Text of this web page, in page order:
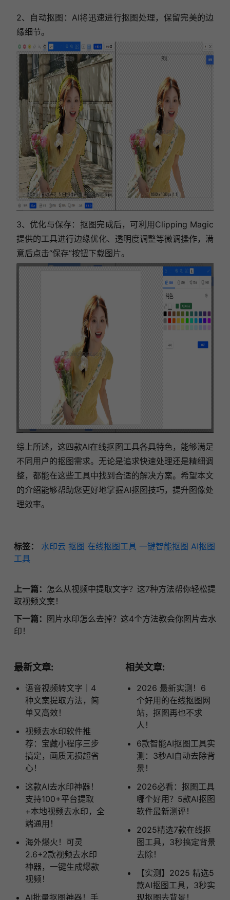
2、自动抠图：AI将迅速进行抠图处理，保留完美的边
缘细节。
3、优化与保存：抠图完成后，可利用Clipping Magic
提供的工具进行边缘优化、透明度调整等微调操作，满
意后点击“保存”按钮下载图片。
综上所述，这四款AI在线抠图工具各具特色，能够满足
不同用户的抠图需求。无论是追求快速处理还是精细调
整，都能在这些工具中找到合适的解决方案。希望本文
的介绍能够帮助您更好地掌握AI抠图技巧，提升图像处
理效率。
标签： 水印云 抠图 在线抠图工具 一键智能抠图 AI抠图
工具
上一篇： 怎么从视频中提取文字？这7种方法帮你轻松提
取视频文案！
下一篇： 图片水印怎么去掉？这4个方法教会你图片去水
印！
最新文章:
语音视频转文字｜4
种文案提取方法，简
单又高效！
视频去水印软件推
荐：宝藏小程序三步
搞定，画质无损超省
心！
这款AI去水印神器！
支持100+平台提取
+本地视频去水印，全
端通用！
海外爆火！可灵
2.6+2款视频去水印
神器，一键生成爆款
视频！
AI批量抠图神器！手
相关文章:
2026 最新实测！6
个好用的在线抠图网
站，抠图再也不求
人！
6款智能AI抠图工具实
测：3秒AI自动去除背
景！
2026必看：抠图工具
哪个好用？5款AI抠图
软件最新测评！
2025精选7款在线抠
图工具，3秒搞定背景
去除！
【实测】2025 精选5
款AI抠图工具，3秒实
现抠图去背景！